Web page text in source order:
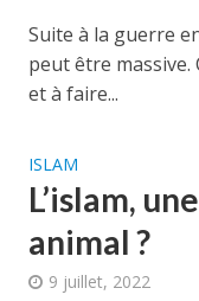
Suite à la guerre
peut être
et à faire...
ISLAM
L’islam,
animal ?
9 juillet, 2022